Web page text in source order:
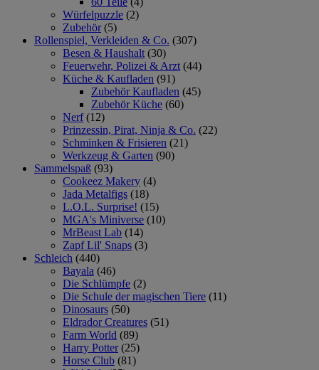
Würfelpuzzle (2)
Zubehör (5)
Rollenspiel, Verkleiden & Co. (307)
Besen & Haushalt (30)
Feuerwehr, Polizei & Arzt (44)
Küche & Kaufladen (91)
Zubehör Kaufladen (45)
Zubehör Küche (60)
Nerf (12)
Prinzessin, Pirat, Ninja & Co. (22)
Schminken & Frisieren (21)
Werkzeug & Garten (90)
Sammelspaß (93)
Cookeez Makery (4)
Jada Metalfigs (18)
L.O.L. Surprise! (15)
MGA's Miniverse (10)
MrBeast Lab (14)
Zapf Lil' Snaps (3)
Schleich (440)
Bayala (46)
Die Schlümpfe (2)
Die Schule der magischen Tiere (11)
Dinosaurs (50)
Eldrador Creatures (51)
Farm World (89)
Harry Potter (25)
Horse Club (81)